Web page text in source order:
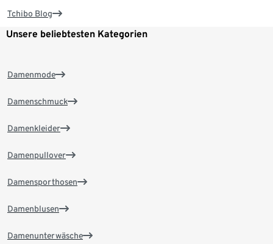
Tchibo Blog
Unsere beliebtesten Kategorien
Damenmode
Damenschmuck
Damenkleider
Damenpullover
Damensporthosen
Damenblusen
Damenunterwäsche